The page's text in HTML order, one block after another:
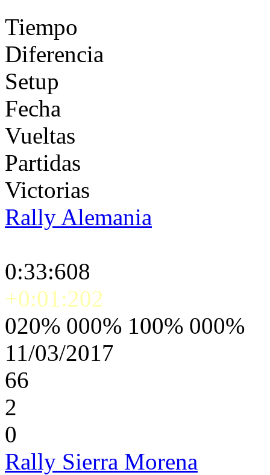
Tiempo
Diferencia
Setup
Fecha
Vueltas
Partidas
Victorias
Rally Alemania
0:33:608
+0:01:202
020% 000% 100% 000%
11/03/2017
66
2
0
Rally Sierra Morena